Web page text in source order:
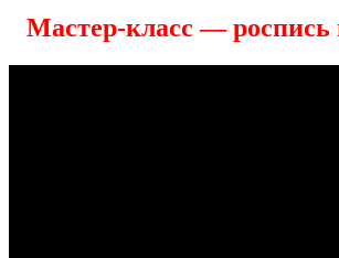
Мастер-класс — роспись